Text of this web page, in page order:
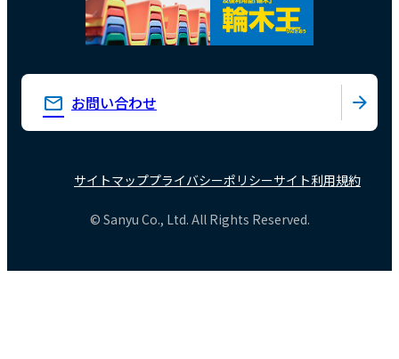
お問い合わせ
サイトマッププライバシーポリシーサイト利用規約
© Sanyu Co., Ltd. All Rights Reserved.